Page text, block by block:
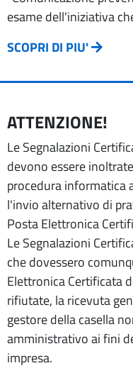
esame dell'iniziativa
SCOPRI DI PIU'
ATTENZIONE!
Le Segnalazioni
devono essere
procedura informatica
l'invio alternativo di
Posta Elettronica
Le Segnalazioni
che dovessero
Elettronica Certificata
rifiutate, la ricevuta
gestore della casella
amministrativo ai fini
impresa.